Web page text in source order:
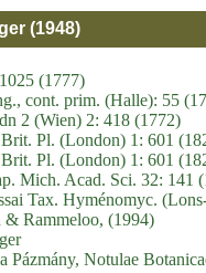
(1948)
(1777)
cont. prim. (Halle): 55
2 (Wien) 2: 418 (1772)
Pl. (London) 1: 601
Pl. (London) 1: 601
Mich. Acad. Sci. 32: 141
Tax. Hyménomyc.
& Rammeloo, (1994)
Pázmány, Notulae